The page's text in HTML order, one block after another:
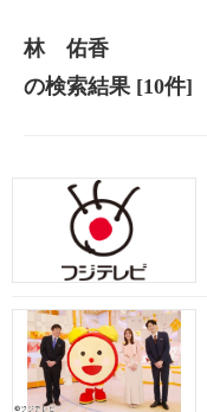
林 佑香
の検索結果[10件]